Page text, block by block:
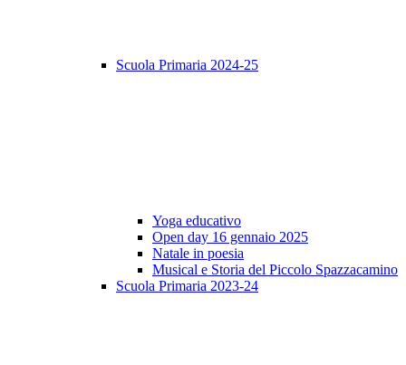
Scuola Primaria 2024-25
Yoga educativo
Open day 16 gennaio 2025
Natale in poesia
Musical e Storia del Piccolo Spazzacamino
Scuola Primaria 2023-24